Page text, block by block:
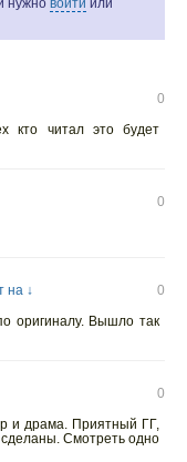
нужно войти или
0
кто читал это будет
0
на ↓
0
оригиналу. Вышло так
0
и драма. Приятный ГГ,
Смотреть одно